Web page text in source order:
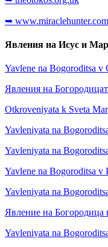
➥ www.miraclehunter.com
Явления на Исус и
Yavlene na Bogoroditsa v
Явления на
Otkroveniyata k Sveta
Yavleniyata na
Yavleniyata na
Yavlene na Bogoroditsa v
Yavleniyata na
Явление на Богородица
Yavleniyata na